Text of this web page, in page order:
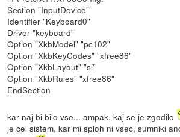
Section "InputDevice"
Identifier "Keyboard0"
Driver "keyboard"
Option "XkbModel" "pc102"
Option "XkbKeyCodes" "xfree86"
Option "XkbLayout" "si"
Option "XkbRules" "xfree86"
EndSection
kar naj bi bilo vse... ampak, kaj se je zgodilo
je cel sistem, kar mi sploh ni vsec, sumniki